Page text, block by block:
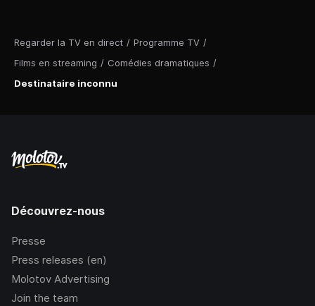
Regarder la TV en direct / Programme TV /
Films en streaming / Comédies dramatiques /
Destinataire inconnu
Découvrez-nous
Presse
Press releases (en)
Molotov Advertising
Join the team